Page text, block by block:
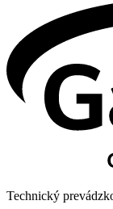
Technický